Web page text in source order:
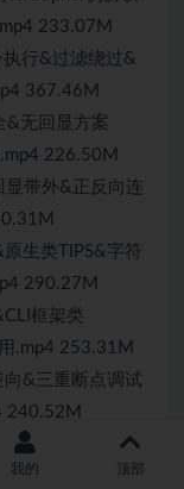
233.07M
行&过滤绕过&
367.46M
&无回显方案
226.50M
带外&正反向连
生类TIPS&字符
290.27M
框架类
.mp4 253.31M
&三重断点调试
240.52M
析&代码混淆
414.21M
我的 顶部